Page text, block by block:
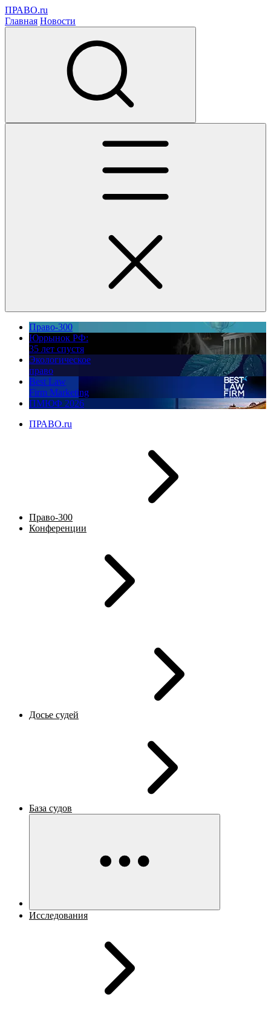
ПРАВО.ru
Главная Новости
Право-300
Юррынок РФ:
35 лет спустя
Экологическое
право
Best Law
Firm Marketing
ПМЮФ 2026
ПРАВО.ru
Право-300
Конференции
Досье судей
База судов
Исследования